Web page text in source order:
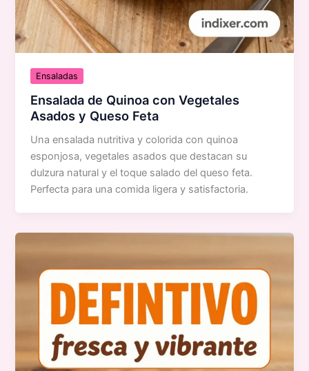
Ensaladas
Ensalada de Quinoa con Vegetales
Asados y Queso Feta
Una ensalada nutritiva y colorida con quinoa
esponjosa, vegetales asados que destacan su
dulzura natural y el toque salado del queso feta.
Perfecta para una comida ligera y satisfactoria.